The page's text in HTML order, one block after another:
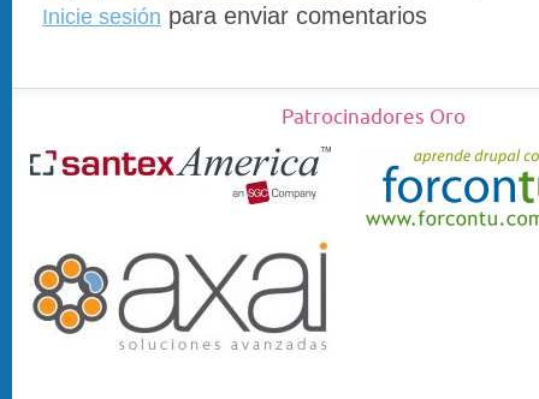
Inicie sesión para enviar comentarios
Patrocinadores Oro